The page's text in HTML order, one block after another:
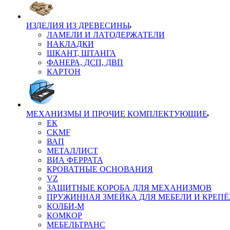
ИЗДЕЛИЯ ИЗ ДРЕВЕСИНЫ
ЛАМЕЛИ И ЛАТОДЕРЖАТЕЛИ
НАКЛАДКИ
ШКАНТ, ШТАНГА
ФАНЕРА, ДСП, ДВП
КАРТОН
МЕХАНИЗМЫ И ПРОЧИЕ КОМПЛЕКТУЮЩИЕ
ЕК
CKMF
ВАП
МЕТАЛЛИСТ
ВИА ФЕРРАТА
КРОВАТНЫЕ ОСНОВАНИЯ
VZ
ЗАЩИТНЫЕ КОРОБА ДЛЯ МЕХАНИЗМОВ
ПРУЖИННАЯ ЗМЕЙКА ДЛЯ МЕБЕЛИ И
КОЛБИ-М
КОМКОР
МЕБЕЛЬТРАНС